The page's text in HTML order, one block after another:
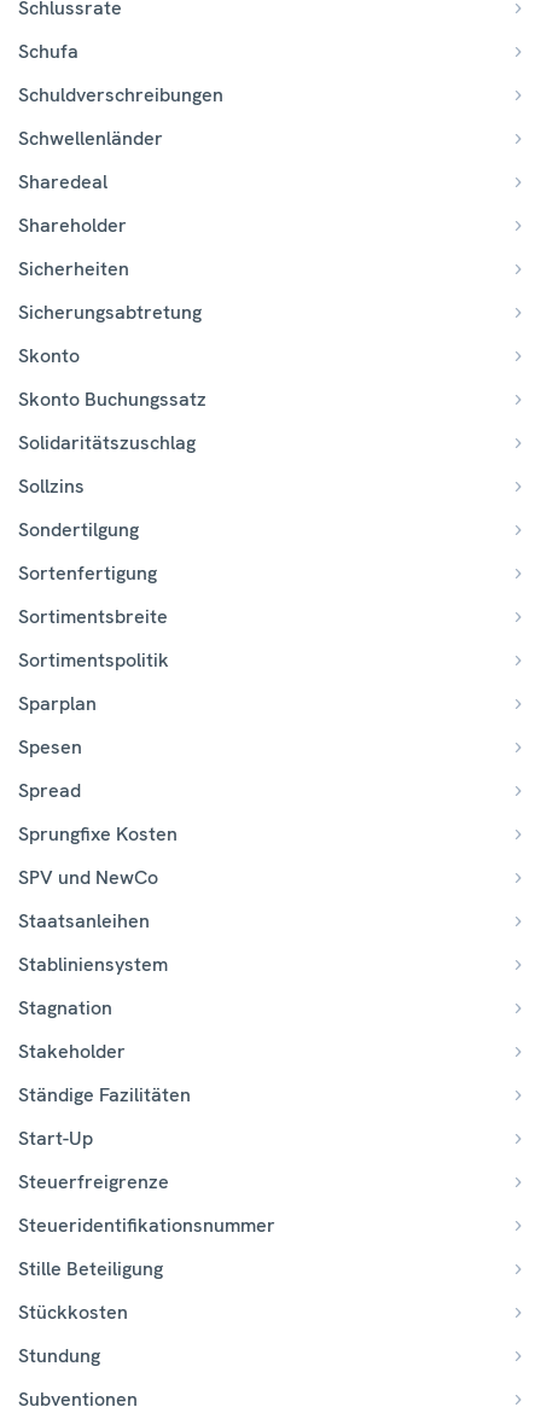
Schlussrate
Schufa
Schuldverschreibungen
Schwellenländer
Sharedeal
Shareholder
Sicherheiten
Sicherungsabtretung
Skonto
Skonto Buchungssatz
Solidaritätszuschlag
Sollzins
Sondertilgung
Sortenfertigung
Sortimentsbreite
Sortimentspolitik
Sparplan
Spesen
Spread
Sprungfixe Kosten
SPV und NewCo
Staatsanleihen
Stabliniensystem
Stagnation
Stakeholder
Ständige Fazilitäten
Start-Up
Steuerfreigrenze
Steueridentifikationsnummer
Stille Beteiligung
Stückkosten
Stundung
Subventionen